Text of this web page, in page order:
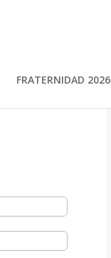
FRATERNIDAD 2026